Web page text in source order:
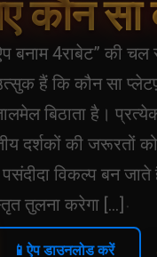
कौन
बनाम 4राबेट” की चल
हैं कि कौन सा
बिठाता है।
दर्शकों की जरूरतों
विकल्प बन
तुलना करेगा […]
📱ऐप डाउनलोड करें